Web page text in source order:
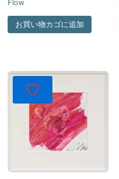
Flow
お買い物カゴに追加